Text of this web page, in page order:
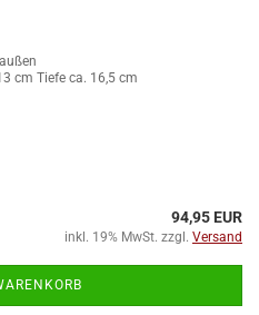
cm Tiefe ca. 16,5 cm
94,95 EUR
inkl. 19% MwSt. zzgl. Versand